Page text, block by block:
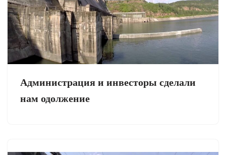
Администрация и инвесторы сделали
нам одолжение